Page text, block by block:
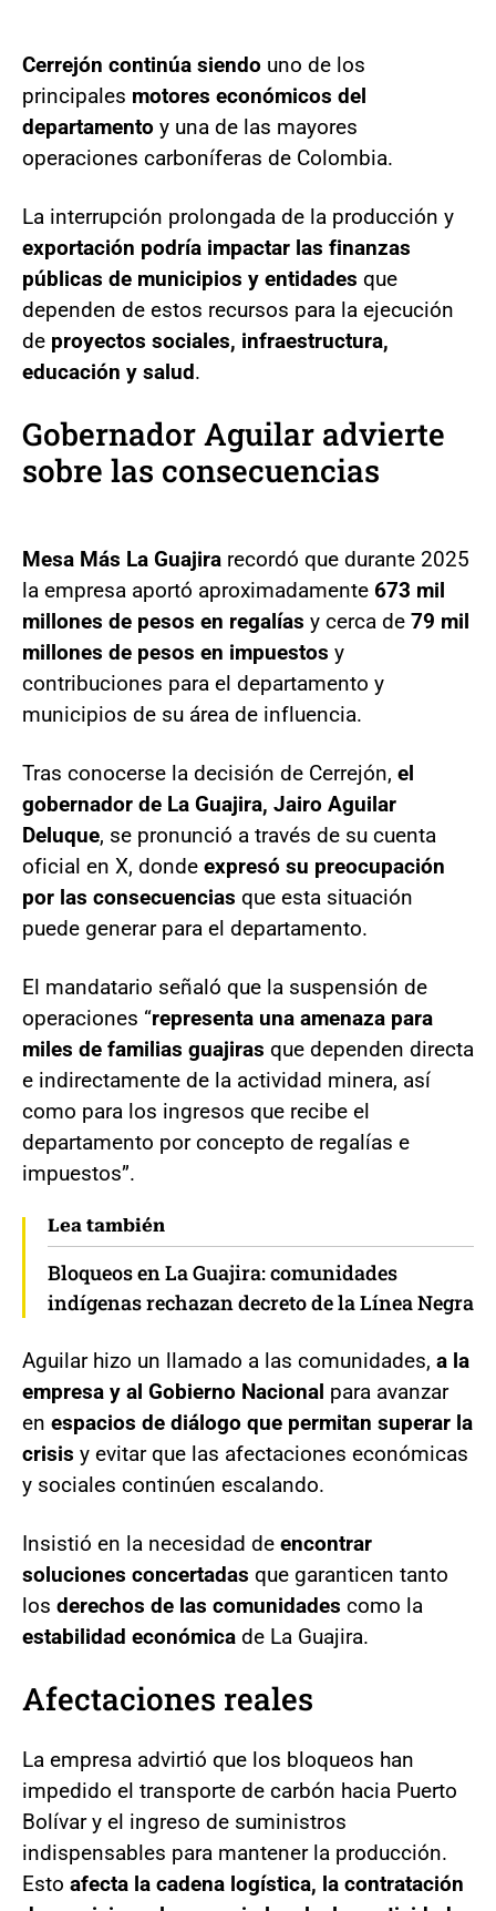
Cerrejón continúa siendo uno de los
principales motores económicos del
departamento y una de las mayores
operaciones carboníferas de Colombia.
La interrupción prolongada de la producción y
exportación podría impactar las finanzas
públicas de municipios y entidades que
dependen de estos recursos para la ejecución
de proyectos sociales, infraestructura,
educación y salud.
Gobernador Aguilar advierte
sobre las consecuencias
Mesa Más La Guajira recordó que durante 2025
la empresa aportó aproximadamente 673 mil
millones de pesos en regalías y cerca de 79 mil
millones de pesos en impuestos y
contribuciones para el departamento y
municipios de su área de influencia.
Tras conocerse la decisión de Cerrejón, el
gobernador de La Guajira, Jairo Aguilar
Deluque, se pronunció a través de su cuenta
oficial en X, donde expresó su preocupación
por las consecuencias que esta situación
puede generar para el departamento.
El mandatario señaló que la suspensión de
operaciones “representa una amenaza para
miles de familias guajiras que dependen directa
e indirectamente de la actividad minera, así
como para los ingresos que recibe el
departamento por concepto de regalías e
impuestos”.
Lea también
Bloqueos en La Guajira: comunidades
indígenas rechazan decreto de la Línea Negra
Aguilar hizo un llamado a las comunidades, a la
empresa y al Gobierno Nacional para avanzar
en espacios de diálogo que permitan superar la
crisis y evitar que las afectaciones económicas
y sociales continúen escalando.
Insistió en la necesidad de encontrar
soluciones concertadas que garanticen tanto
los derechos de las comunidades como la
estabilidad económica de La Guajira.
Afectaciones reales
La empresa advirtió que los bloqueos han
impedido el transporte de carbón hacia Puerto
Bolívar y el ingreso de suministros
indispensables para mantener la producción.
Esto afecta la cadena logística, la contratación